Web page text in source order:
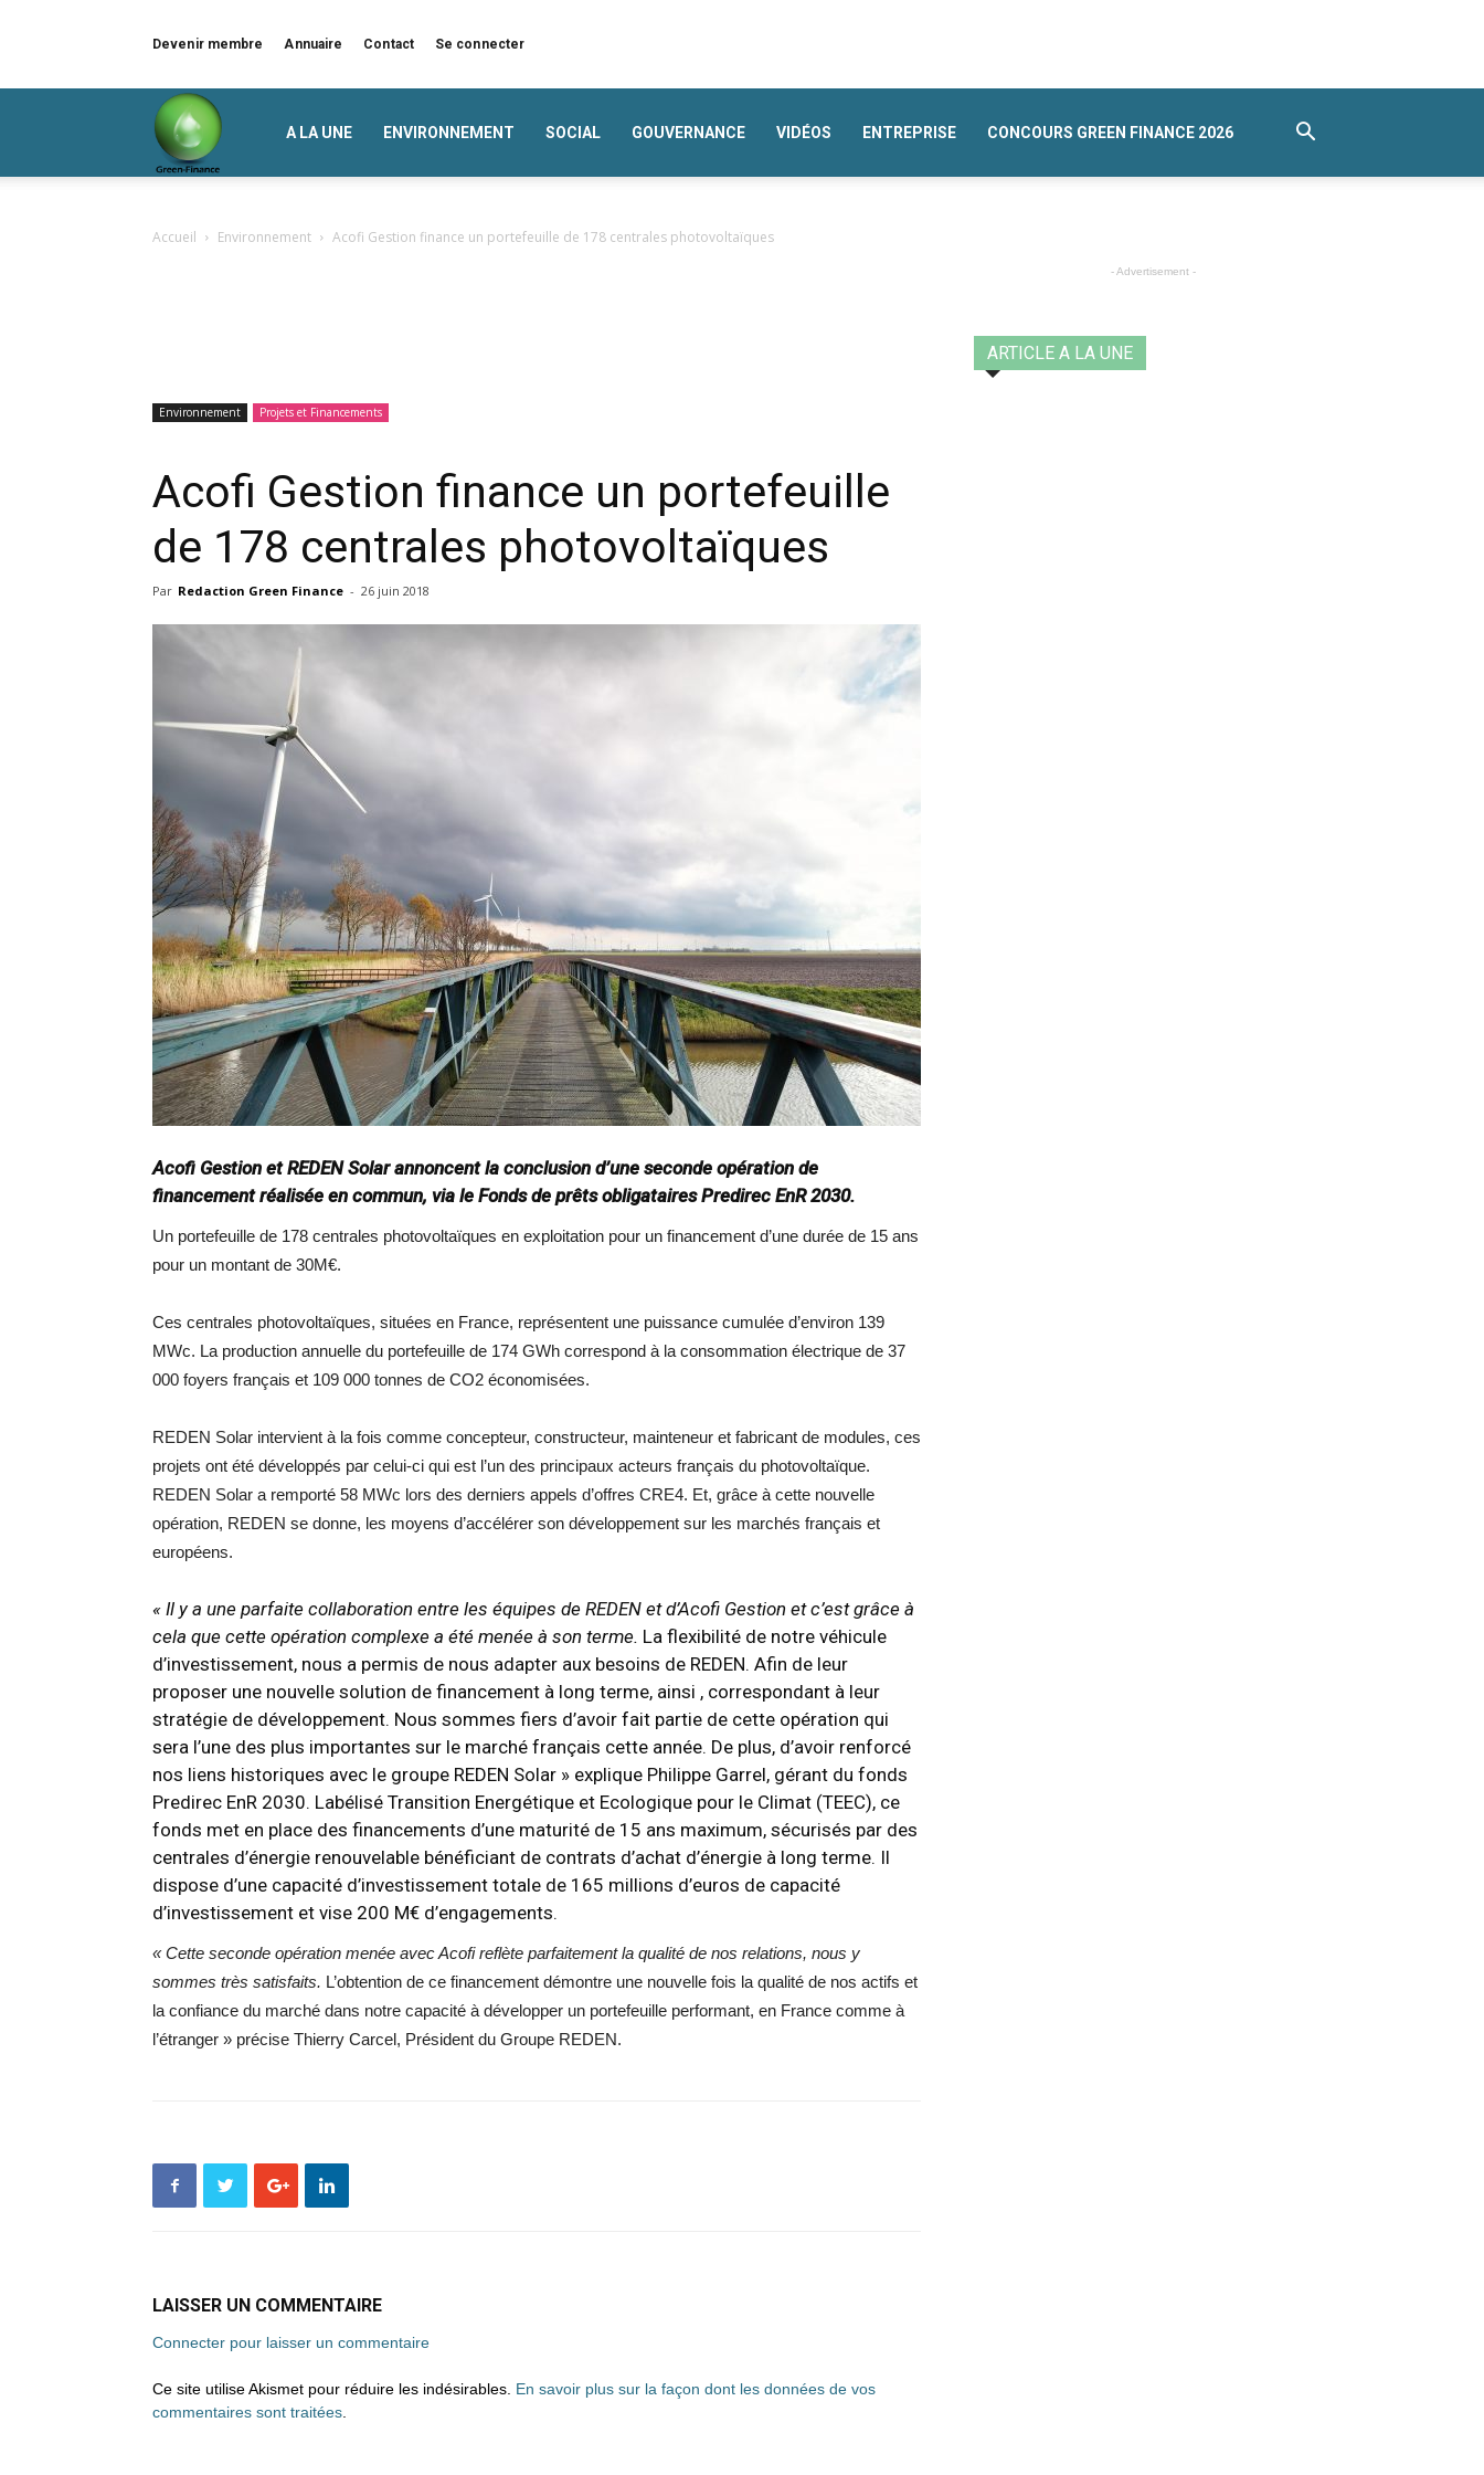
Devenir membre Annuaire Contact Se connecter
A LA UNE ENVIRONNEMENT SOCIAL GOUVERNANCE VIDÉOS ENTREPRISE CONCOURS GREEN FINANCE 2026
Accueil Environnement Acofi Gestion finance un portefeuille de 178 centrales photovoltaïques
Environnement Projets et Financements
Acofi Gestion finance un portefeuille
de 178 centrales photovoltaïques
Par Redaction Green Finance - 26 juin 2018
Acofi Gestion et REDEN Solar annoncent la conclusion d’une seconde opération de
financement réalisée en commun, via le Fonds de prêts obligataires Predirec EnR 2030.
Un portefeuille de 178 centrales photovoltaïques en exploitation pour un financement d’une durée de 15 ans
pour un montant de 30M€.
Ces centrales photovoltaïques, situées en France, représentent une puissance cumulée d’environ 139
MWc. La production annuelle du portefeuille de 174 GWh correspond à la consommation électrique de 37
000 foyers français et 109 000 tonnes de CO2 économisées.
REDEN Solar intervient à la fois comme concepteur, constructeur, mainteneur et fabricant de modules, ces
projets ont été développés par celui-ci qui est l’un des principaux acteurs français du photovoltaïque.
REDEN Solar a remporté 58 MWc lors des derniers appels d’offres CRE4. Et, grâce à cette nouvelle
opération, REDEN se donne, les moyens d’accélérer son développement sur les marchés français et
européens.
« Il y a une parfaite collaboration entre les équipes de REDEN et d’Acofi Gestion et c’est grâce à
cela que cette opération complexe a été menée à son terme. La flexibilité de notre véhicule
d’investissement, nous a permis de nous adapter aux besoins de REDEN. Afin de leur
proposer une nouvelle solution de financement à long terme, ainsi , correspondant à leur
stratégie de développement. Nous sommes fiers d’avoir fait partie de cette opération qui
sera l’une des plus importantes sur le marché français cette année. De plus, d’avoir renforcé
nos liens historiques avec le groupe REDEN Solar » explique Philippe Garrel, gérant du fonds
Predirec EnR 2030. Labélisé Transition Energétique et Ecologique pour le Climat (TEEC), ce
fonds met en place des financements d’une maturité de 15 ans maximum, sécurisés par des
centrales d’énergie renouvelable bénéficiant de contrats d’achat d’énergie à long terme. Il
dispose d’une capacité d’investissement totale de 165 millions d’euros de capacité
d’investissement et vise 200 M€ d’engagements.
« Cette seconde opération menée avec Acofi reflète parfaitement la qualité de nos relations, nous y
sommes très satisfaits. L’obtention de ce financement démontre une nouvelle fois la qualité de nos actifs et
la confiance du marché dans notre capacité à développer un portefeuille performant, en France comme à
l’étranger » précise Thierry Carcel, Président du Groupe REDEN.
LAISSER UN COMMENTAIRE
Connecter pour laisser un commentaire
Ce site utilise Akismet pour réduire les indésirables. En savoir plus sur la façon dont les données de vos
commentaires sont traitées
- Advertisement -
ARTICLE A LA UNE